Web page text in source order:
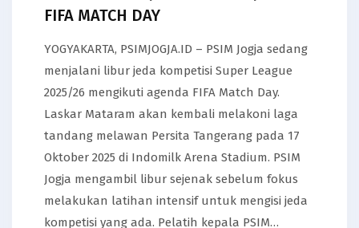
FIFA MATCH DAY
YOGYAKARTA, PSIMJOGJA.ID – PSIM Jogja sedang
menjalani libur jeda kompetisi Super League
2025/26 mengikuti agenda FIFA Match Day.
Laskar Mataram akan kembali melakoni laga
tandang melawan Persita Tangerang pada 17
Oktober 2025 di Indomilk Arena Stadium. PSIM
Jogja mengambil libur sejenak sebelum fokus
melakukan latihan intensif untuk mengisi jeda
kompetisi yang ada. Pelatih kepala PSIM…